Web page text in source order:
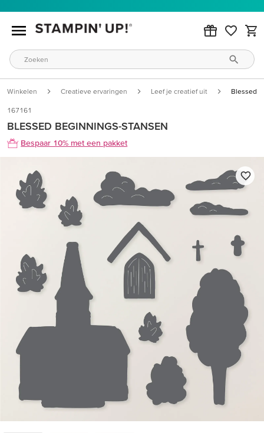
Winkelen Creatieve ervaringen Leef je creatief uit Blessed
167161
BLESSED BEGINNINGS-STANSEN
Bespaar 10% met een pakket